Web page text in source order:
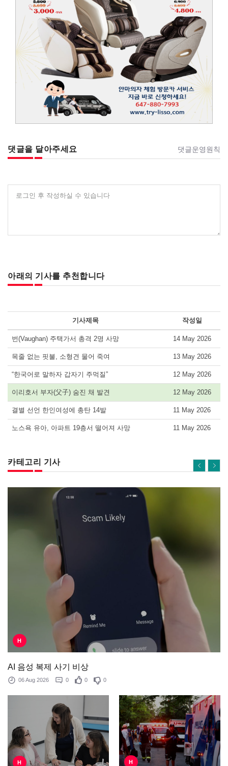
댓글을 달아주세요 댓글운영원칙
로그인 후 작성하실 수 있습니다
아래의 기사를 추천합니다
기사제목 작성일
번(Vaughan) 주택가서 총격 2명 사망 14 May 2026
목줄 없는 핏불, 소형견 물어 죽여 13 May 2026
“한국어로 말하자 갑자기 주먹질” 12 May 2026
이리호서 부자(父子) 숨진 채 발견 12 May 2026
결별 선언 한인여성에 총탄 14발 11 May 2026
노스욕 유아, 아파트 19층서 떨어져 사망 11 May 2026
카테고리 기사
H
AI 음성 복제 사기 비상
06 Aug 2026 0 0 0
H H